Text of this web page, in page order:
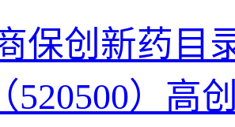
保创新药目
520500）高